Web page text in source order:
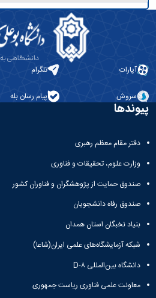
آپارات تلگرام
سروش پیام رسان بله
پیوندها
دفتر مقام معظم رهبری
وزارت علوم، تحقیقات و فناوری
صندوق حمایت از پژوهشگران و فناوران کشور
صندوق رفاه دانشجویان
بنیاد نخبگان استان همدان
شبکه آزمایشگاه‌های علمی ایران(شاعا)
دانشگاه بین‌المللی D-۸
معاونت علمی فناوری ریاست جمهوری